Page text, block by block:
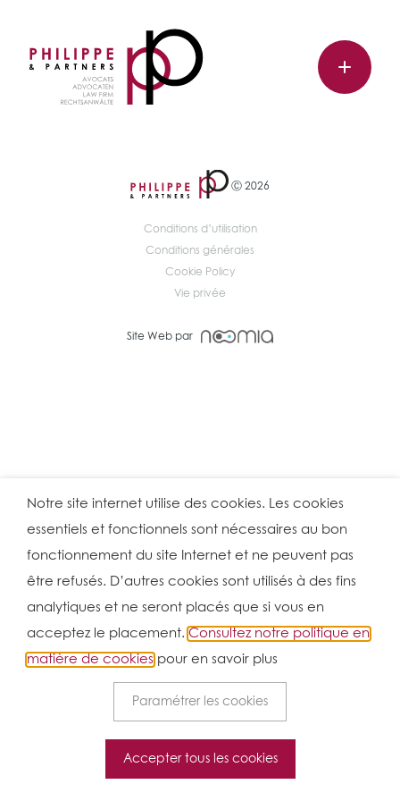
Ⓒ 2026
Conditions d’utilisation
Conditions générales
Cookie Policy
Vie privée
Site Web par
Notre site internet utilise des cookies. Les cookies
essentiels et fonctionnels sont nécessaires au bon
fonctionnement du site Internet et ne peuvent pas
être refusés. D’autres cookies sont utilisés à des fins
analytiques et ne seront placés que si vous en
acceptez le placement. Consultez notre politique en
matière de cookies pour en savoir plus
Paramétrer les cookies
Accepter tous les cookies